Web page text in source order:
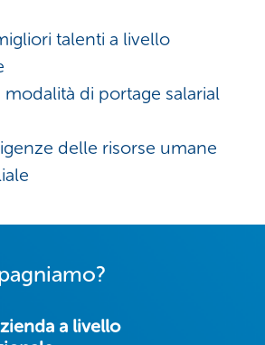
talenti a livello
modalità di portage salarial
delle risorse umane
a livello